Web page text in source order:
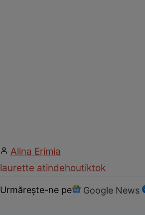
Alina Erimia
laurette atindehoutiktok
Urmărește-ne pe Google News